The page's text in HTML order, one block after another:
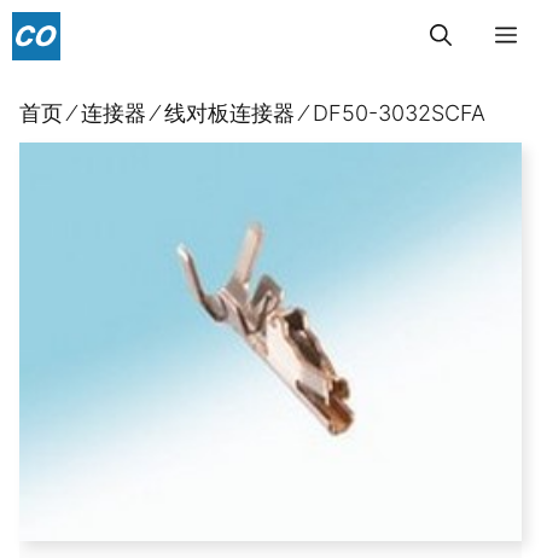
跳
至
容
菜
首页⁄连接器⁄线对板连接器⁄DF50-3032SCFA